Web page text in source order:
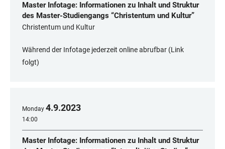
Master Infotage: Informationen zu Inhalt und Struktur
des Master-Studiengangs “Christentum und Kultur”
Christentum und Kultur
Während der Infotage jederzeit online abrufbar (Link
folgt)
Monday 4.9.2023
14:00
Master Infotage: Informationen zu Inhalt und Struktur